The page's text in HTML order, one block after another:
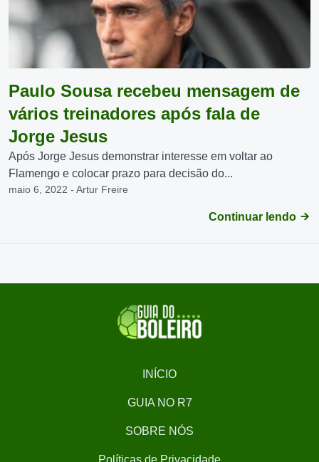
Paulo Sousa recebeu mensagem de
vários treinadores após fala de
Jorge Jesus
Após Jorge Jesus demonstrar interesse em voltar ao
Flamengo e colocar prazo para decisão do...
maio 6, 2022 - Artur Freire
Continuar lendo
INÍCIO
GUIA NO R7
SOBRE NÓS
Políticas de Privacidade